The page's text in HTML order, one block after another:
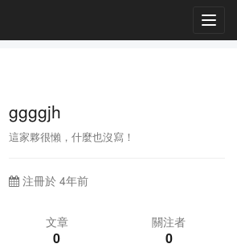
ggggjh
這家夥很懶，什麼也沒寫！
注冊於 4年前
文章
0
關注者
0